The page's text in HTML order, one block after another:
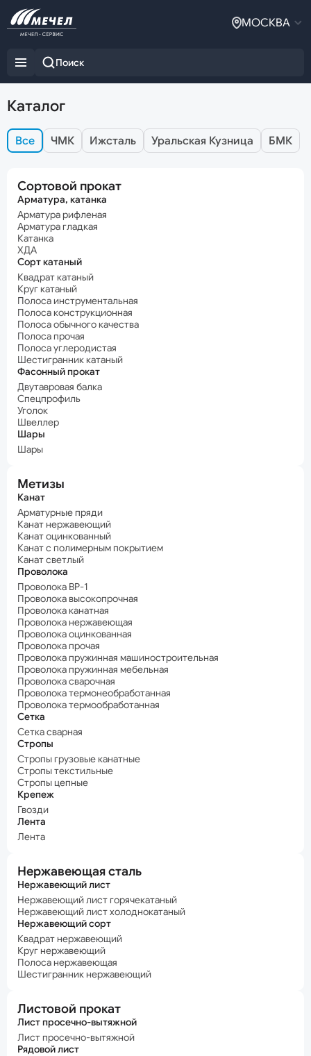
МОСКВА
Каталог
Все ЧМК Ижсталь Уральская Кузница БМК
Сортовой прокат
Арматура, катанка
Арматура рифленая
Арматура гладкая
Катанка
ХДА
Сорт катаный
Квадрат катаный
Круг катаный
Полоса инструментальная
Полоса конструкционная
Полоса обычного качества
Полоса прочая
Полоса углеродистая
Шестигранник катаный
Фасонный прокат
Двутавровая балка
Спецпрофиль
Уголок
Швеллер
Шары
Шары
Метизы
Канат
Арматурные пряди
Канат нержавеющий
Канат оцинкованный
Канат с полимерным покрытием
Канат светлый
Проволока
Проволока ВР-1
Проволока высокопрочная
Проволока канатная
Проволока нержавеющая
Проволока оцинкованная
Проволока прочая
Проволока пружинная машиностроительная
Проволока пружинная мебельная
Проволока сварочная
Проволока термонеобработанная
Проволока термообработанная
Сетка
Сетка сварная
Стропы
Стропы грузовые канатные
Стропы текстильные
Стропы цепные
Крепеж
Гвозди
Лента
Лента
Нержавеющая сталь
Нержавеющий лист
Нержавеющий лист горячекатаный
Нержавеющий лист холоднокатаный
Нержавеющий сорт
Квадрат нержавеющий
Круг нержавеющий
Полоса нержавеющая
Шестигранник нержавеющий
Листовой прокат
Лист просечно-вытяжной
Лист просечно-вытяжной
Рядовой лист